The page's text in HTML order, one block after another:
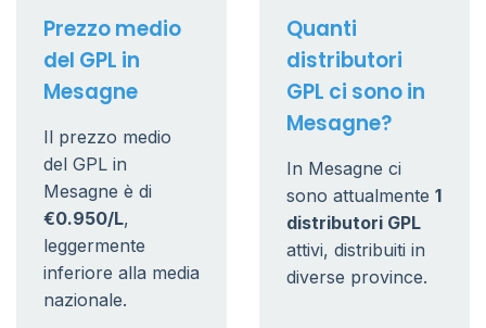
Prezzo medio
del GPL in
Mesagne
Il prezzo medio
del GPL in
Mesagne è di
€0.950/L,
leggermente
inferiore alla media
nazionale.
Quanti
distributori
GPL ci sono in
Mesagne?
In Mesagne ci
sono attualmente 1
distributori GPL
attivi, distribuiti in
diverse province.